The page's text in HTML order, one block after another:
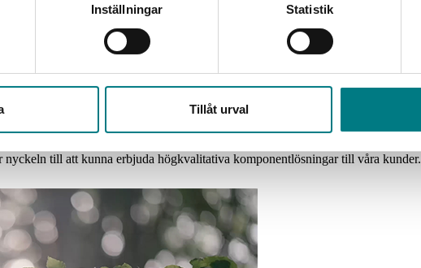
Inställningar Statistik
Tillåt urval
nyckeln till att kunna erbjuda högkvalitativa komponentlösningar till våra kunder.